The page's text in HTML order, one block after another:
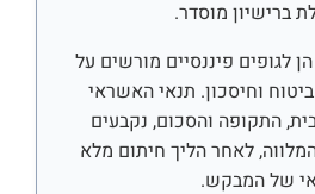
לגופים פיננסיים מורשים על
וחיסכון. תנאי האשראי
התקופה והסכום, נקבעים
לאחר הליך חיתום מלא
של המבקש.